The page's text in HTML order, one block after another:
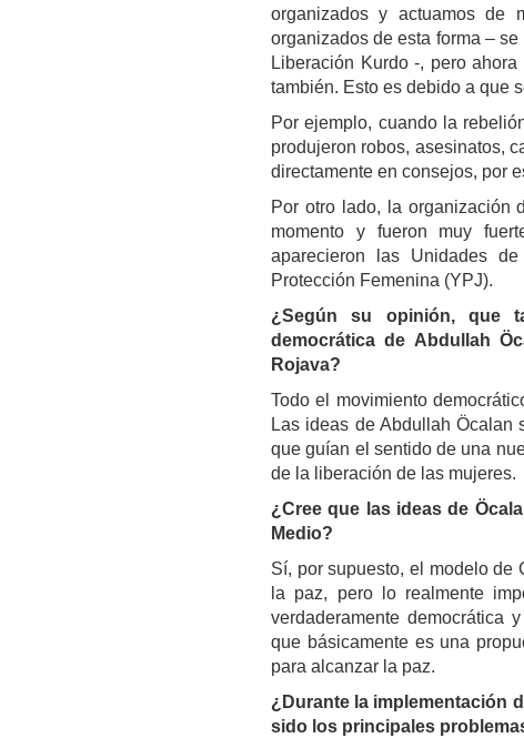
organizados y actuamos de
organizados de esta forma –
Liberación Kurdo -, pero
también. Esto es debido a que
Por ejemplo, cuando la
produjeron robos, asesinatos,
directamente en consejos, por
Por otro lado, la organización
momento y fueron muy
aparecieron las Unidades
Protección Femenina (YPJ).
¿Según su opinión, que
democrática de Abdullah
Rojava?
Todo el movimiento
Las ideas de Abdullah
que guían el sentido de una
de la liberación de las mujeres.
¿Cree que las ideas de
Medio?
Sí, por supuesto, el modelo de
la paz, pero lo realmente
verdaderamente democrática
que básicamente es una
para alcanzar la paz.
¿Durante la implementación
sido los principales